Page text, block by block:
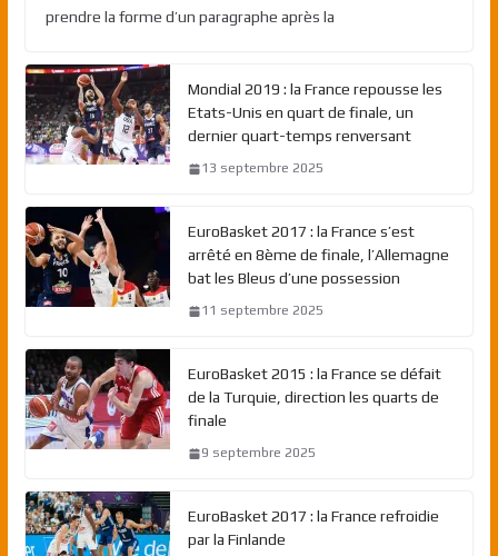
prendre la forme d’un paragraphe après la
Mondial 2019 : la France repousse les
Etats-Unis en quart de finale, un
dernier quart-temps renversant
13 septembre 2025
EuroBasket 2017 : la France s’est
arrêté en 8ème de finale, l’Allemagne
bat les Bleus d’une possession
11 septembre 2025
EuroBasket 2015 : la France se défait
de la Turquie, direction les quarts de
finale
9 septembre 2025
EuroBasket 2017 : la France refroidie
par la Finlande